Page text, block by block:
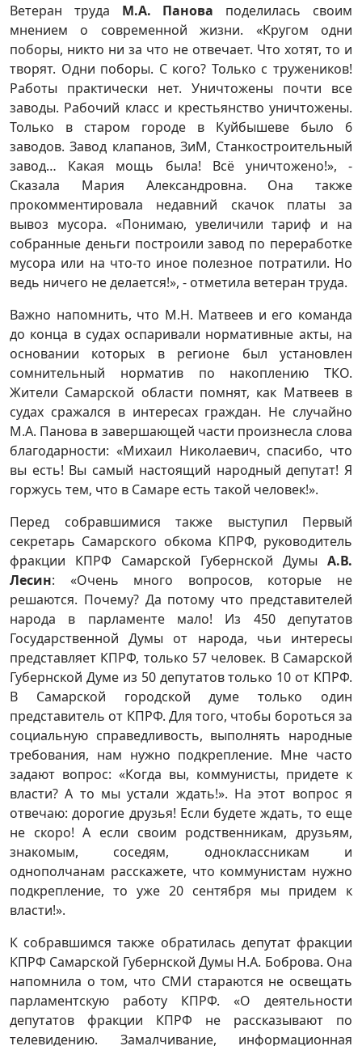
Ветеран труда М.А. Панова поделилась своим
мнением о современной жизни. «Кругом одни
поборы, никто ни за что не отвечает. Что хотят, то и
творят. Одни поборы. С кого? Только с тружеников!
Работы практически нет. Уничтожены почти все
заводы. Рабочий класс и крестьянство уничтожены.
Только в старом городе в Куйбышеве было 6
заводов. Завод клапанов, ЗиМ, Станкостроительный
завод… Какая мощь была! Всё уничтожено!», -
Сказала Мария Александровна. Она также
прокомментировала недавний скачок платы за
вывоз мусора. «Понимаю, увеличили тариф и на
собранные деньги построили завод по переработке
мусора или на что-то иное полезное потратили. Но
ведь ничего не делается!», - отметила ветеран труда.
Важно напомнить, что М.Н. Матвеев и его команда
до конца в судах оспаривали нормативные акты, на
основании которых в регионе был установлен
сомнительный норматив по накоплению ТКО.
Жители Самарской области помнят, как Матвеев в
судах сражался в интересах граждан. Не случайно
М.А. Панова в завершающей части произнесла слова
благодарности: «Михаил Николаевич, спасибо, что
вы есть! Вы самый настоящий народный депутат! Я
горжусь тем, что в Самаре есть такой человек!».
Перед собравшимися также выступил Первый
секретарь Самарского обкома КПРФ, руководитель
фракции КПРФ Самарской Губернской Думы А.В.
Лесин: «Очень много вопросов, которые не
решаются. Почему? Да потому что представителей
народа в парламенте мало! Из 450 депутатов
Государственной Думы от народа, чьи интересы
представляет КПРФ, только 57 человек. В Самарской
Губернской Думе из 50 депутатов только 10 от КПРФ.
В Самарской городской думе только один
представитель от КПРФ. Для того, чтобы бороться за
социальную справедливость, выполнять народные
требования, нам нужно подкрепление. Мне часто
задают вопрос: «Когда вы, коммунисты, придете к
власти? А то мы устали ждать!». На этот вопрос я
отвечаю: дорогие друзья! Если будете ждать, то еще
не скоро! А если своим родственникам, друзьям,
знакомым, соседям, одноклассникам и
однополчанам расскажете, что коммунистам нужно
подкрепление, то уже 20 сентября мы придем к
власти!».
К собравшимся также обратилась депутат фракции
КПРФ Самарской Губернской Думы Н.А. Боброва. Она
напомнила о том, что СМИ стараются не освещать
парламентскую работу КПРФ. «О деятельности
депутатов фракции КПРФ не рассказывают по
телевидению. Замалчивание, информационная